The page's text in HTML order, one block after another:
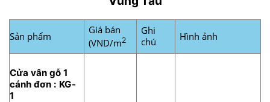
Sản phẩm
Giá bán
(VND/m2
Ghi
chú
Hình ảnh
Cửa vân gỗ 1
cánh đơn : KG-
1